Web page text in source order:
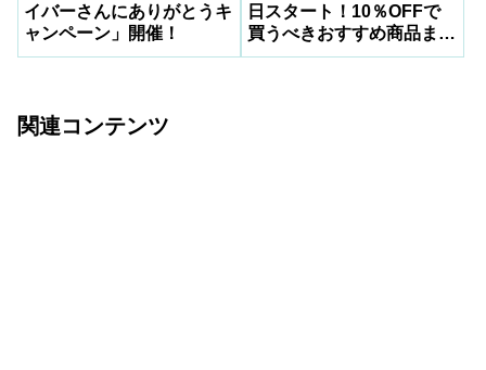
イバーさんにありがとうキ
ャンペーン」開催！
日スタート！10％OFFで
買うべきおすすめ商品まと
め
関連コンテンツ